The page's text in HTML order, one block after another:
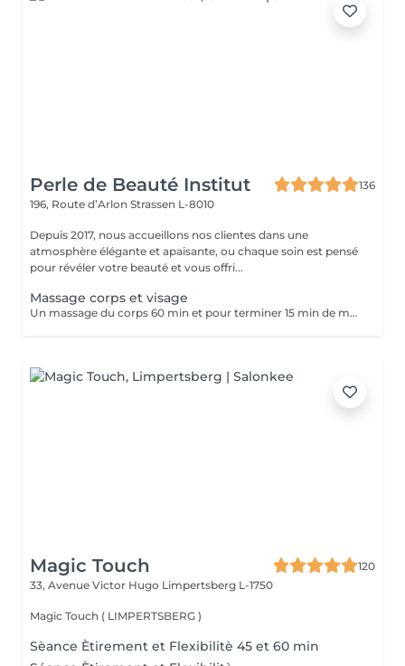
Perle de Beauté Institut
136
196, Route d’Arlon Strassen L-8010
Depuis 2017, nous accueillons nos clientes dans une
atmosphère élégante et apaisante, ou chaque soin est pensé
pour révéler votre beauté et vous offri...
Massage corps et visage
Un massage du corps 60 min et pour terminer 15 min de massage pour le visage pour avoir une relaxation totale.
Magic Touch
120
33, Avenue Victor Hugo Limpertsberg L-1750
Magic Touch ( LIMPERTSBERG )
Sèance Ètirement et Flexibilitè 45 et 60 min